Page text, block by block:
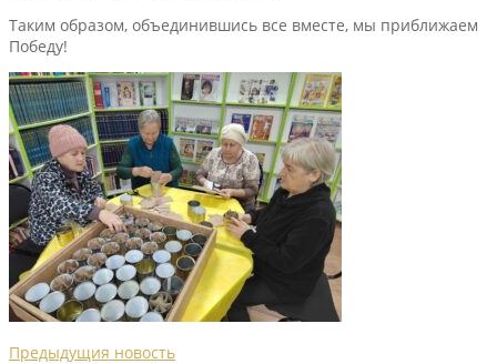
Таким образом, объединившись все вместе, мы приближаем
Победу!
Предыдущия новость